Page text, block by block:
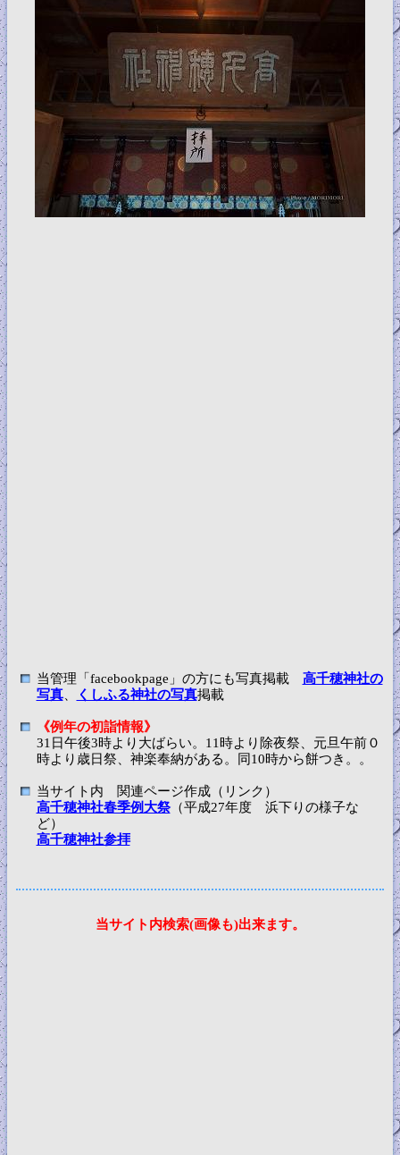
当管理「facebookpage」の方にも写真掲載 高千穂神社の
写真、 くしふる神社の写真掲載
《例年の初詣情報》
31日午後3時より大ばらい。11時より除夜祭、元旦午前０
時より歳日祭、神楽奉納がある。同10時から餅つき。。
当サイト内 関連ページ作成（リンク）
高千穂神社春季例大祭（平成27年度 浜下りの様子な
ど）
高千穂神社参拝
当サイト内検索(画像も)出来ます。